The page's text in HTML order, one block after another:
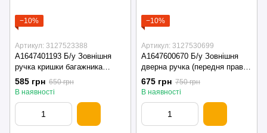
−10%
Артикул: 3127523388
A1647401193 Б/у Зовнішня
ручка кришки багажника
(ляди) Mercedes GL 164 (350
crdi 4matis) Мерседес 2011-
585 грн 650 грн
В наявності
−10%
Артикул: 3127530699
A1647600670 Б/у Зовнішня
дверна ручка (передня права)
Mercedes GL 164 (350 crdi
4matis) Мерседес 2011-2012
675 грн 750 грн
В наявності